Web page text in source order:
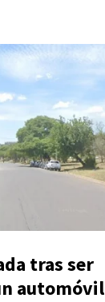
tras ser
automóvil